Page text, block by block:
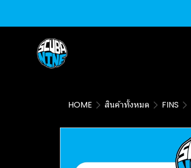
HOME สินค้าทั้งหมด FINS